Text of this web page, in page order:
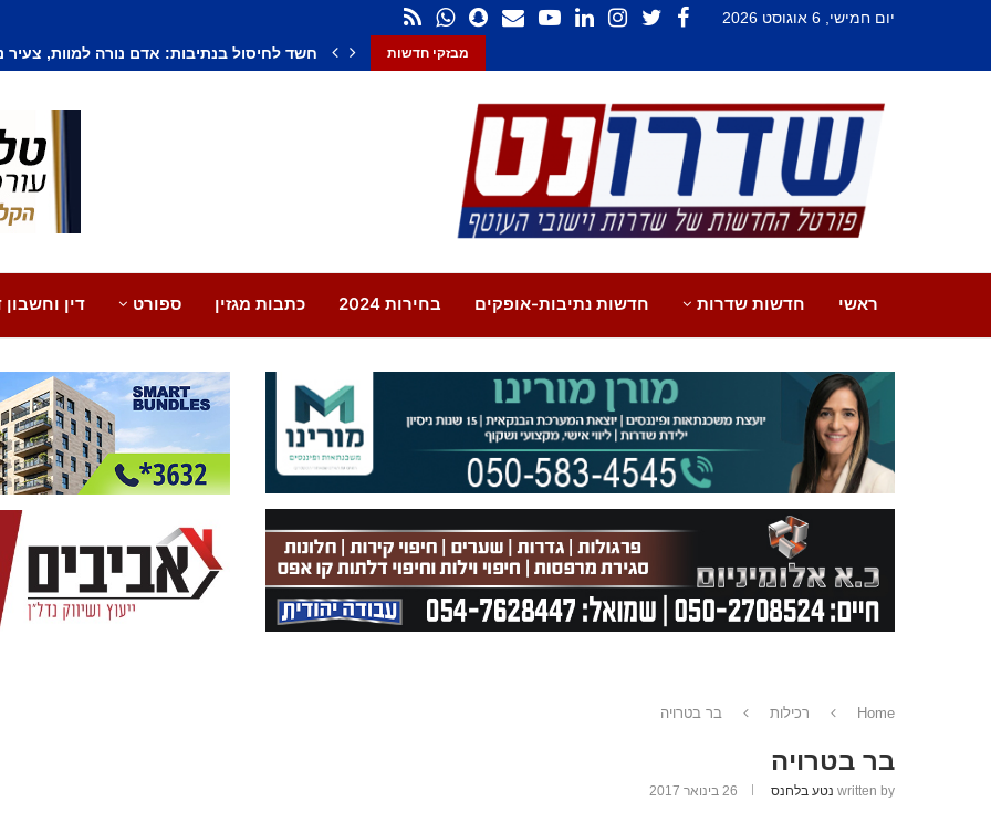
יום חמישי, 6 אוגוסט 2026
מבזקי חדשות חשד לחיסול בנתיבות: אדם נורה למוות, צעיר
ראשי חדשות שדרות חדשות נתיבות-אופקים בחירות 2024 כתבות מגזין ספורט דין וחשבון
Home רכילות בר בטרויה
בר בטרויה
written by נטע בלחנס 26 בינואר 2017